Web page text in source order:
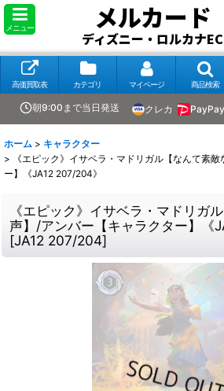
メニュー メルカード
ディズニー・ロルカナEC
高価買取表 カテゴリ マイページ 商品検索
朝9:00まで当日発送 クレカ PayPay
ホーム > キャラクター
>
《エピック》イサベラ・マドリガル【なんて素
ー】《JA12 207/204》
《エピック》イサベラ・マドリガ
声】/アンバー【キャラクター】《
[JA12 207/204]